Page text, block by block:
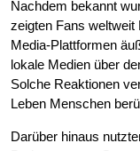
Nachdem bekannt
zeigten Fans weltweit
Media-Plattformen
lokale Medien über
Solche Reaktionen
Leben Menschen
Darüber hinaus